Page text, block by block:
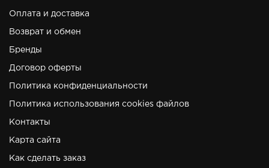
Оплата и доставка
Возврат и обмен
Бренды
Договор оферты
Политика конфиденциальности
Политика использования cookies файлов
Контакты
Карта сайта
Как сделать заказ